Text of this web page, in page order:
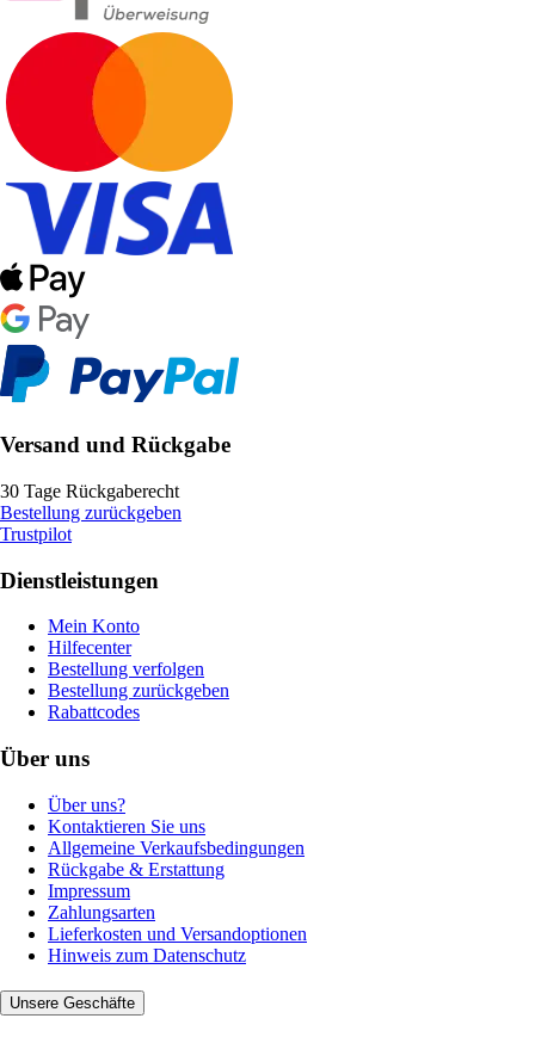
Versand und Rückgabe
30 Tage Rückgaberecht
Bestellung zurückgeben
Trustpilot
Dienstleistungen
Mein Konto
Hilfecenter
Bestellung verfolgen
Bestellung zurückgeben
Rabattcodes
Über uns
Über uns?
Kontaktieren Sie uns
Allgemeine Verkaufsbedingungen
Rückgabe & Erstattung
Impressum
Zahlungsarten
Lieferkosten und Versandoptionen
Hinweis zum Datenschutz
Unsere Geschäfte